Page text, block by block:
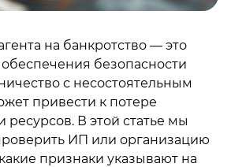
на банкротство — это
безопасности
с несостоятельным
привести к потере
ресурсов. В этой статье мы
ИП или организацию
признаки указывают на